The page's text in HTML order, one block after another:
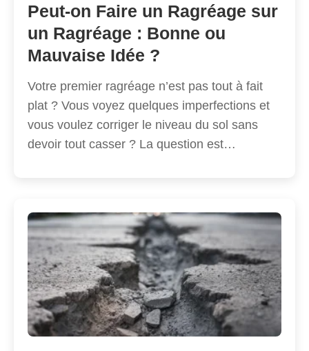
Peut-on Faire un Ragréage sur
un Ragréage : Bonne ou
Mauvaise Idée ?
Votre premier ragréage n’est pas tout à fait
plat ? Vous voyez quelques imperfections et
vous voulez corriger le niveau du sol sans
devoir tout casser ? La question est…